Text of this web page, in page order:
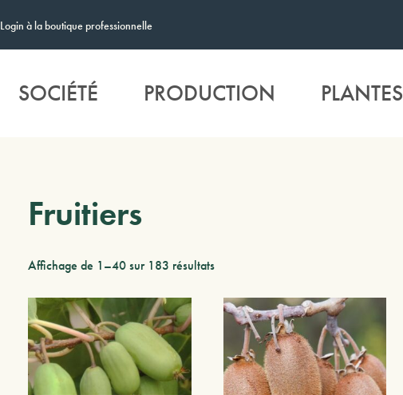
Login à la boutique professionnelle
SOCIÉTÉ PRODUCTION PLANTES
Fruitiers
Affichage de 1–40 sur 183 résultats